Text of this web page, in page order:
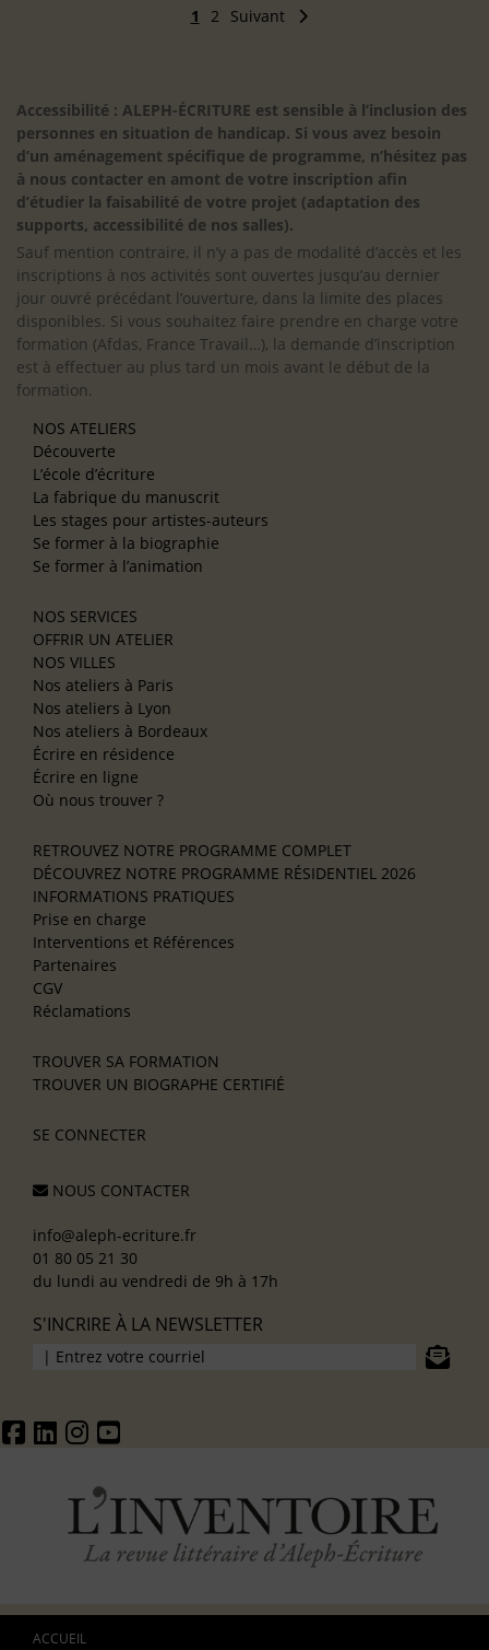
1 2 Suivant
Accessibilité : ALEPH-ÉCRITURE est sensible à l’inclusion des
personnes en situation de handicap. Si vous avez besoin
d’un aménagement spécifique de programme, n’hésitez pas
à nous contacter en amont de votre inscription afin
d’étudier la faisabilité de votre projet (adaptation des
supports, accessibilité de nos salles).
Sauf mention contraire, il n’y a pas de modalité d’accès et les
inscriptions à nos activités sont ouvertes jusqu’au dernier
jour ouvré précédant l’ouverture, dans la limite des places
disponibles. Si vous souhaitez faire prendre en charge votre
formation (Afdas, France Travail…), la demande d’inscription
est à effectuer au plus tard un mois avant le début de la
formation.
NOS ATELIERS
Découverte
L’école d’écriture
La fabrique du manuscrit
Les stages pour artistes-auteurs
Se former à la biographie
Se former à l’animation
NOS SERVICES
OFFRIR UN ATELIER
NOS VILLES
Nos ateliers à Paris
Nos ateliers à Lyon
Nos ateliers à Bordeaux
Écrire en résidence
Écrire en ligne
Où nous trouver ?
RETROUVEZ NOTRE PROGRAMME COMPLET
DÉCOUVREZ NOTRE PROGRAMME RÉSIDENTIEL 2026
INFORMATIONS PRATIQUES
Prise en charge
Interventions et Références
Partenaires
CGV
Réclamations
TROUVER SA FORMATION
TROUVER UN BIOGRAPHE CERTIFIÉ
SE CONNECTER
NOUS CONTACTER
info@aleph-ecriture.fr
01 80 05 21 30
du lundi au vendredi de 9h à 17h
S'INCRIRE À LA NEWSLETTER
ACCUEIL